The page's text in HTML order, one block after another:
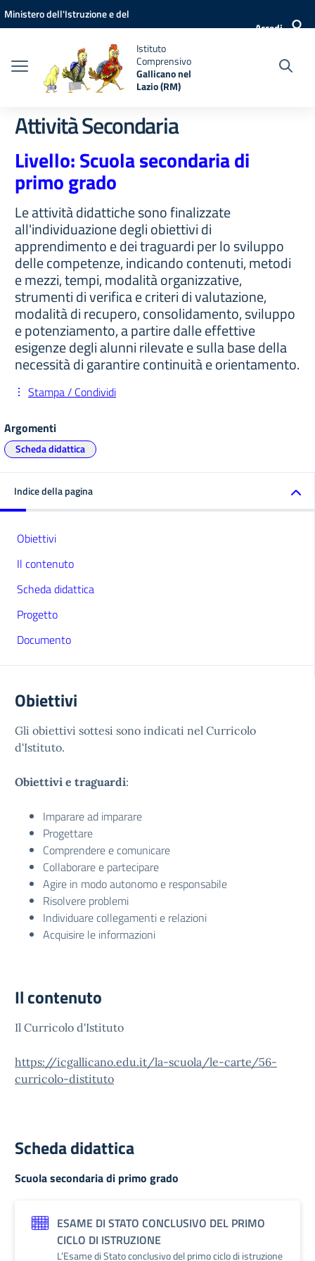
Vai ai contenuti
Vai al menu di navigazione
Vai al footer
Ministero dell'Istruzione e del
Accedi
Istituto
Comprensivo
Gallicano nel
Lazio (RM)
Attività Secondaria
Livello: Scuola secondaria di
primo grado
Le attività didattiche sono finalizzate
all'individuazione degli obiettivi di
apprendimento e dei traguardi per lo sviluppo
delle competenze, indicando contenuti, metodi
e mezzi, tempi, modalità organizzative,
strumenti di verifica e criteri di valutazione,
modalità di recupero, consolidamento, sviluppo
e potenziamento, a partire dalle effettive
esigenze degli alunni rilevate e sulla base della
necessità di garantire continuità e orientamento.
Stampa / Condividi
Argomenti
Scheda didattica
Indice della pagina
Obiettivi
Il contenuto
Scheda didattica
Progetto
Documento
Obiettivi
Gli obiettivi sottesi sono indicati nel Curricolo
d'Istituto.
Obiettivi e traguardi:
Imparare ad imparare
Progettare
Comprendere e comunicare
Collaborare e partecipare
Agire in modo autonomo e responsabile
Risolvere problemi
Individuare collegamenti e relazioni
Acquisire le informazioni
Il contenuto
Il Curricolo d'Istituto
https://icgallicano.edu.it/la-scuola/le-carte/56-
curricolo-distituto
Scheda didattica
Scuola secondaria di primo grado
ESAME DI STATO CONCLUSIVO DEL PRIMO
CICLO DI ISTRUZIONE
L’Esame di Stato conclusivo del primo ciclo di istruzione